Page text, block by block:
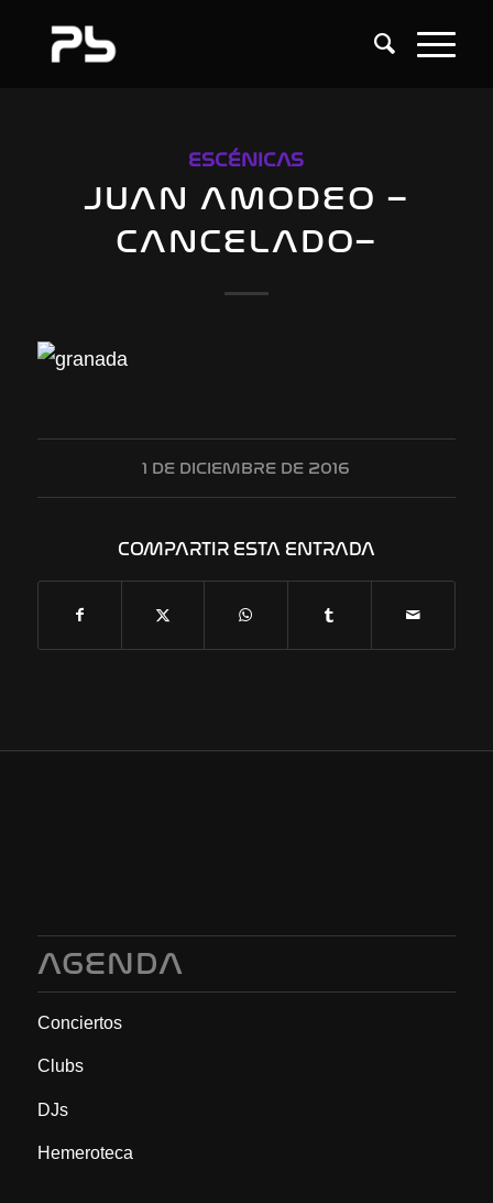
ESCÉNICAS
JUAN AMODEO –
CANCELADO–
1 DE DICIEMBRE DE 2016
COMPARTIR ESTA ENTRADA
AGENDA
Conciertos
Clubs
DJs
Hemeroteca